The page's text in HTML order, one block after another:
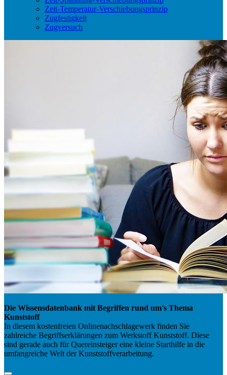
Zeit-Temperatur-Verschiebungsprinzip
Zugfestigkeit
Zugversuch
Die Wissensdatenbank mit Begriffen rund um's Thema
Kunststoff
In diesem kostenfreien Onlinenachschlagewerk finden Sie
zahlreiche Begriffserklärungen zum Werkstoff Kunststoff. Diese
sind gerade auch für Quereinsteiger eine kleine Starthilfe in die
umfangreiche Welt der Kunststoffverarbeitung.